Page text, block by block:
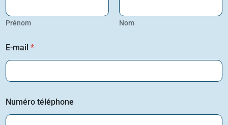
Prénom Nom
E-mail *
Numéro téléphone